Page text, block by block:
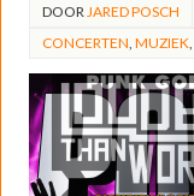
DOOR JARED POSCH
CONCERTEN MUZIEK